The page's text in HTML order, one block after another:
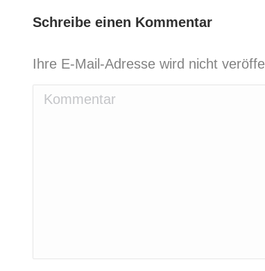
Schreibe einen Kommentar
Ihre E-Mail-Adresse wird nicht
Kommentar